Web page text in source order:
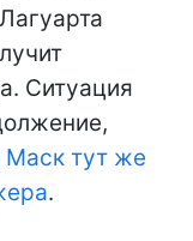
Ситуация
Маск тут же
.